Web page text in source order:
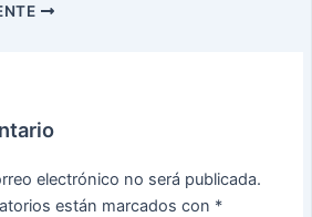
electrónico no será publicada.
están marcados con *